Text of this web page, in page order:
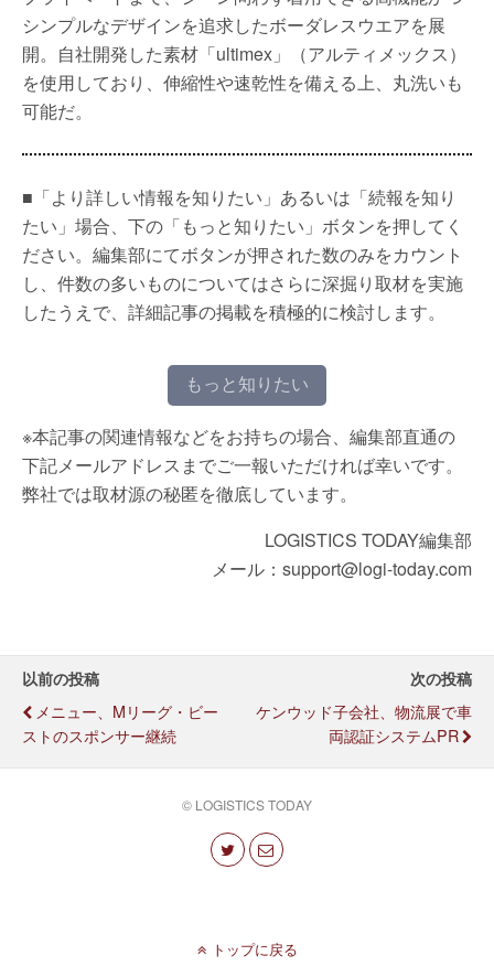
シンプルなデザインを追求したボーダレスウエアを展
開。自社開発した素材「ultimex」（アルティメックス）
を使用しており、伸縮性や速乾性を備える上、丸洗いも
可能だ。
■「より詳しい情報を知りたい」あるいは「続報を知り
たい」場合、下の「もっと知りたい」ボタンを押してく
ださい。編集部にてボタンが押された数のみをカウント
し、件数の多いものについてはさらに深掘り取材を実施
したうえで、詳細記事の掲載を積極的に検討します。
もっと知りたい
※本記事の関連情報などをお持ちの場合、編集部直通の
下記メールアドレスまでご一報いただければ幸いです。
弊社では取材源の秘匿を徹底しています。
LOGISTICS TODAY編集部
メール：support@logi-today.com
以前の投稿
メニュー、Mリーグ・ビー
ストのスポンサー継続
次の投稿
ケンウッド子会社、物流展で車
両認証システムPR
© LOGISTICS TODAY
トップに戻る